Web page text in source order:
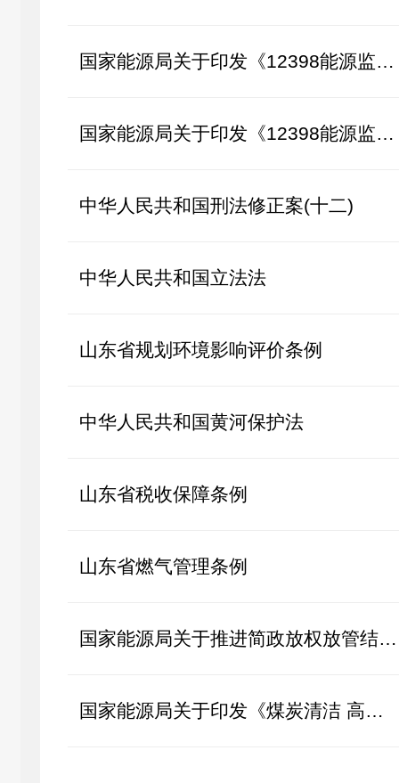
国家能源局关于印发《12398能源监管热线举报处理办法》的通知
国家能源局关于印发《12398能源监管热线投诉处理办法》的通知
中华人民共和国刑法修正案(十二)
中华人民共和国立法法
山东省规划环境影响评价条例
中华人民共和国黄河保护法
山东省税收保障条例
山东省燃气管理条例
国家能源局关于推进简政放权放管结合优化服务的实施意见
国家能源局关于印发《煤炭清洁 高效利用行动计划(2015-2020年)》的通知